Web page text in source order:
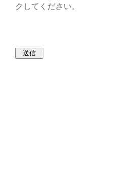
クしてください。